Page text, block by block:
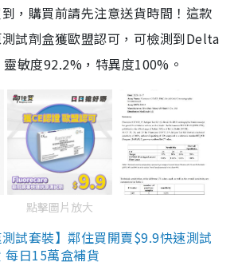
，購買前請先注意送貨時間！這款
試劑盒獲歐盟認可，可檢測到Delta
敏度92.2%，特異度100%。
點擊圖片放大
試套裝】鄰住買開賣$9.9快速測試
每日15萬盒補貨